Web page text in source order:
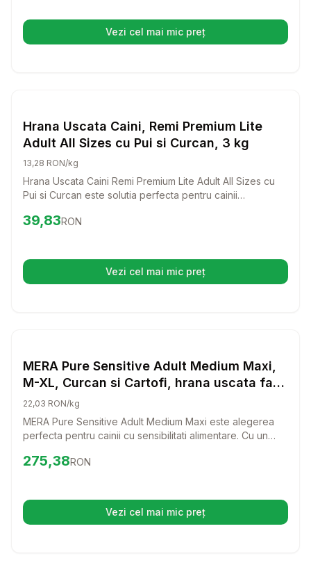
Vezi cel mai mic preț(se deschide într-o filă nouă)
Hrana Uscata Caini
Hrana Uscata Caini, Remi Premium Lite
Adult All Sizes cu Pui si Curcan, 3 kg
13,28 RON/kg
Hrana Uscata Caini Remi Premium Lite Adult All Sizes cu
Pui si Curcan este solutia perfecta pentru cainii
nutrienti si proteine premium, aceasta hrana le va oferi
Preț:39.83
39,83RON
Vezi cel mai mic preț(se deschide într-o filă nouă)
Hrana Uscata Caini
MERA Pure Sensitive Adult Medium Maxi,
M-XL, Curcan si Cartofi, hrana uscata fara
cereale caini, alergii, 12.5kg
22,03 RON/kg
MERA Pure Sensitive Adult Medium Maxi este alegerea
perfecta pentru cainii cu sensibilitati alimentare. Cu un
uscata fara cereale ofera o dieta echilibrata si gustoasa
Preț: 275.38 RON
275,38RON
Vezi cel mai mic preț(se deschide într-o filă nouă)